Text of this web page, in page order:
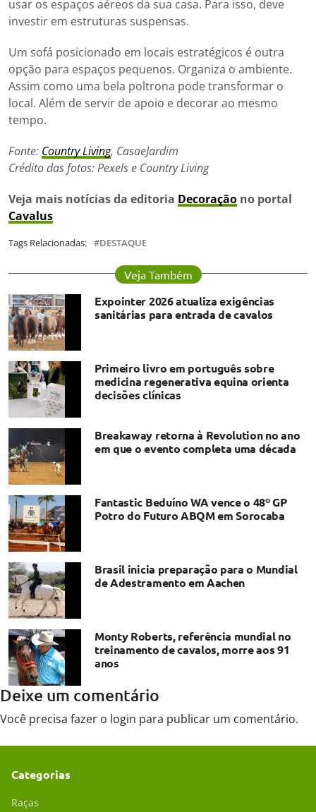
usar os espaços aéreos da sua casa. Para isso, deve
investir em estruturas suspensas.
Um sofá posicionado em locais estratégicos é outra
opção para espaços pequenos. Organiza o ambiente.
Assim como uma bela poltrona pode transformar o
local. Além de servir de apoio e decorar ao mesmo
tempo.
Fonte: Country Living, CasaeJardim
Crédito das fotos: Pexels e Country Living
Veja mais notícias da editoria Decoração no portal
Cavalus
Tags Relacionadas: DESTAQUE
Veja Também
Expointer 2026 atualiza exigências
sanitárias para entrada de cavalos
Primeiro livro em português sobre
medicina regenerativa equina orienta
decisões clínicas
Breakaway retorna à Revolution no ano
em que o evento completa uma década
Fantastic Beduíno WA vence o 48º GP
Potro do Futuro ABQM em Sorocaba
Brasil inicia preparação para o Mundial
de Adestramento em Aachen
Monty Roberts, referência mundial no
treinamento de cavalos, morre aos 91
anos
Deixe um comentário
Você precisa fazer o login para publicar um comentário.
Categorias
Raças